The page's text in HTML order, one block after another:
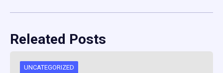
Releated Posts
UNCATEGORIZED